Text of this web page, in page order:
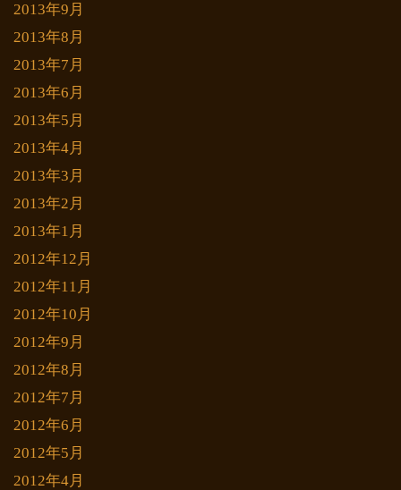
2013年9月
2013年8月
2013年7月
2013年6月
2013年5月
2013年4月
2013年3月
2013年2月
2013年1月
2012年12月
2012年11月
2012年10月
2012年9月
2012年8月
2012年7月
2012年6月
2012年5月
2012年4月